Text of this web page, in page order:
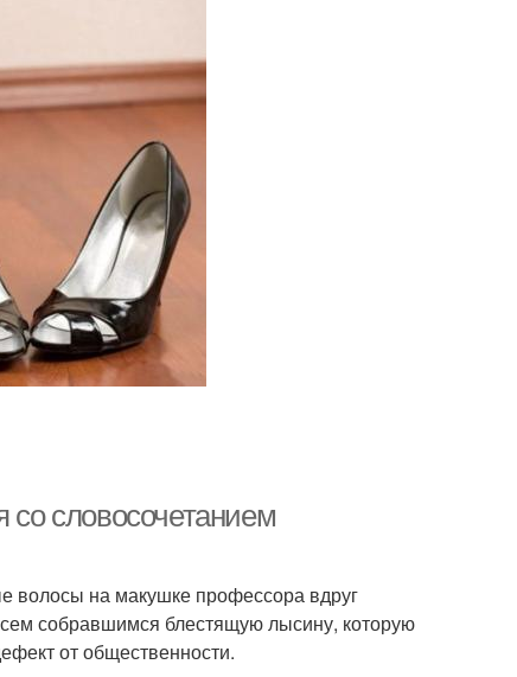
словосочетанием
волосы на макушке профессора вдруг
собравшимся блестящую лысину, которую
от общественности.